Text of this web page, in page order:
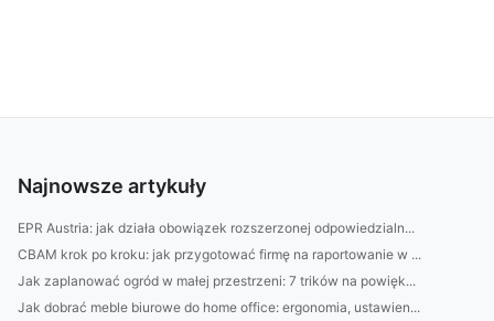
Najnowsze artykuły
EPR Austria: jak działa obowiązek rozszerzonej odpowiedzialn...
CBAM krok po kroku: jak przygotować firmę na raportowanie w ...
Jak zaplanować ogród w małej przestrzeni: 7 trików na powięk...
Jak dobrać meble biurowe do home office: ergonomia, ustawien...